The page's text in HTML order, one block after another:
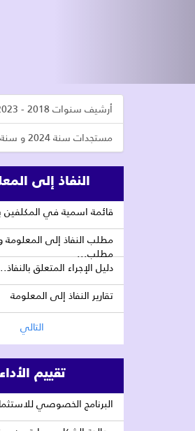
إعلانات و
أرشيف سنوات 2018 - 2023
مستجدات سنة 2024 و سنة 2025
النفاذ إلى
قائمة اسمية في المكلفين
مطلب النفاذ إلى المعلومة
مطلب...
دليل الإجراء المتعلق
تقارير النفاذ إلى المعلومة
التالي
تقييم الأداء
البرنامج الخصوصي